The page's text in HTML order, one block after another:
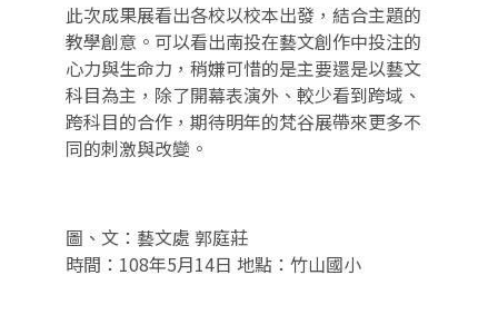
此次成果展看出各校以校本出發，結合主題的
教學創意。可以看出南投在藝文創作中投注的
心力與生命力，稍嫌可惜的是主要還是以藝文
科目為主，除了開幕表演外、較少看到跨域、
跨科目的合作，期待明年的梵谷展帶來更多不
同的刺激與改變。
圖、文：藝文處 郭庭莊
時間：108年5月14日 地點：竹山國小